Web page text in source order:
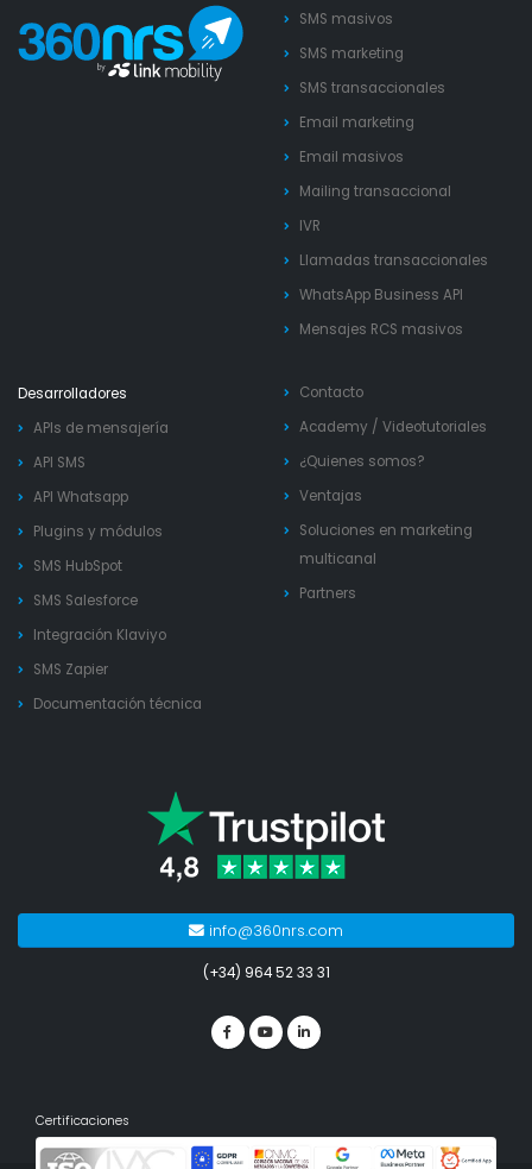
SMS masivos
SMS marketing
SMS transaccionales
Email marketing
Email masivos
Mailing transaccional
IVR
Llamadas transaccionales
WhatsApp Business API
Mensajes RCS masivos
Desarrolladores
APIs de mensajería
API SMS
API Whatsapp
Plugins y módulos
SMS HubSpot
SMS Salesforce
Integración Klaviyo
SMS Zapier
Documentación técnica
Contacto
Academy / Videotutoriales
¿Quienes somos?
Ventajas
Soluciones en marketing
multicanal
Partners
info@360nrs.com
(+34) 964 52 33 31
Certificaciones